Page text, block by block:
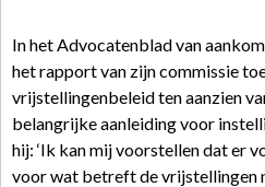
In het Advocatenblad van
het rapport van zijn commissie
vrijstellingenbeleid ten aanzien
belangrijke aanleiding voor
hij: ‘Ik kan mij voorstellen dat er
voor wat betreft de vrijstellingen